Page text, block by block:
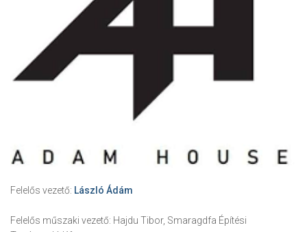
Felelős vezető: László Ádám
Felelős műszaki vezető: Hajdu Tibor, Smaragdfa Építési